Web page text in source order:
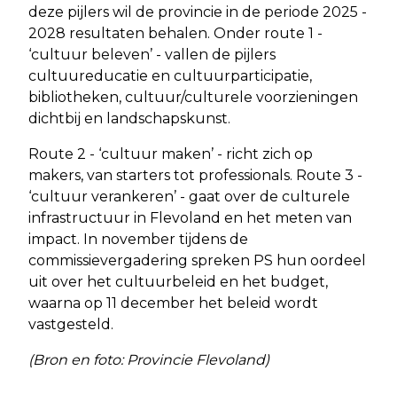
deze pijlers wil de provincie in de periode 2025 -
2028 resultaten behalen. Onder route 1 -
‘cultuur beleven’ - vallen de pijlers
cultuureducatie en cultuurparticipatie,
bibliotheken, cultuur/culturele voorzieningen
dichtbij en landschapskunst.
Route 2 - ‘cultuur maken’ - richt zich op
makers, van starters tot professionals. Route 3 -
‘cultuur verankeren’ - gaat over de culturele
infrastructuur in Flevoland en het meten van
impact. In november tijdens de
commissievergadering spreken PS hun oordeel
uit over het cultuurbeleid en het budget,
waarna op 11 december het beleid wordt
vastgesteld.
(Bron en foto: Provincie Flevoland)